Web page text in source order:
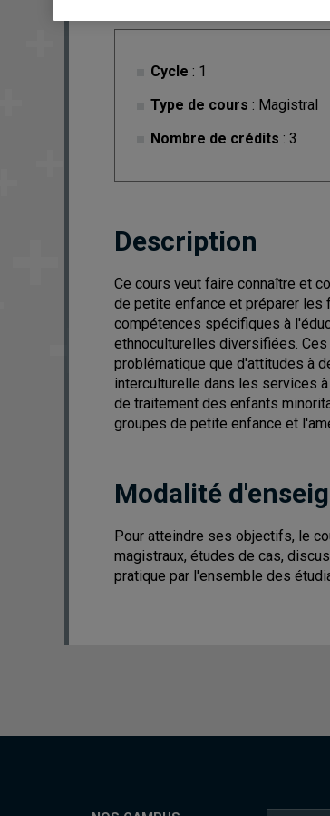
Cycle : 1
Type de cours : Magistral
Nombre de crédits : 3
Description
Ce cours veut faire connaître et
de petite enfance et préparer les
compétences spécifiques à
ethnoculturelles diversifiées.
problématique que d'attitudes à
interculturelle dans les services
de traitement des enfants
groupes de petite enfance et
Modalité
Pour atteindre ses objectifs, le
magistraux, études de cas,
pratique par l'ensemble des